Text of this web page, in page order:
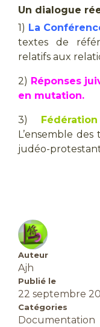
Un dialogue
1) La
textes de
relatifs aux
2) Réponses
en mutation.
3)
L’ensemble
judéo-
Auteur
Ajh
Publié le
22 septembre
Catégories
Documentation